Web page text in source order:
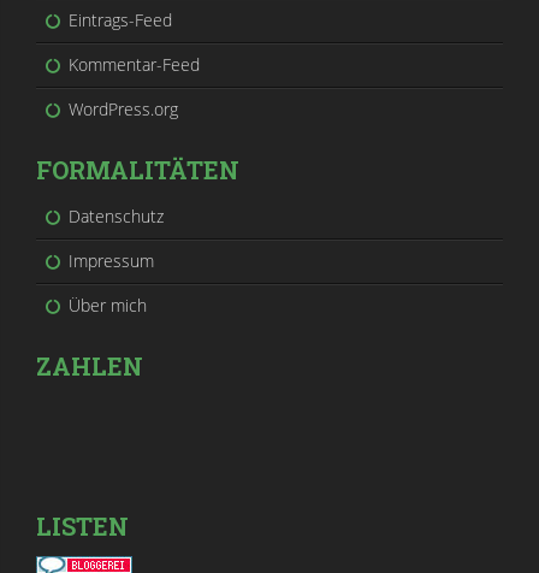
Eintrags-Feed
Kommentar-Feed
WordPress.org
FORMALITÄTEN
Datenschutz
Impressum
Über mich
ZAHLEN
LISTEN